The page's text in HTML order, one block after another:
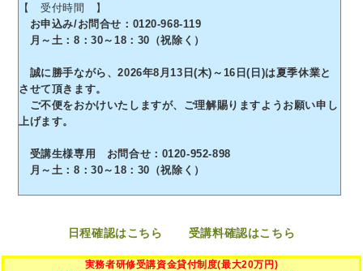
【 受付時間 】
お申込み/お問合せ：0120-968-119
月～土：8：30～18：30（祝除く）
誠に勝手ながら、2026年8月13日(木)～16日(日)は夏季休業と
させて頂きます。
ご不便をおかけいたしますが、ご理解賜りますようお願い申し
上げます。
受講生様専用 お問合せ：0120-952-898
月～土：8：30～18：30（祝除く）
日程確認はこちら 受講料確認はこちら
実務者研修受講資金貸付制度(最大20万円)